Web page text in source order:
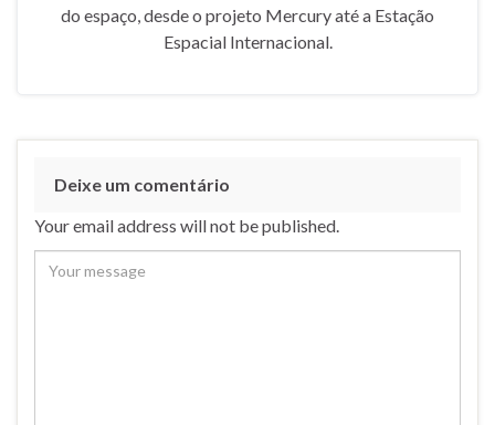
do espaço, desde o projeto Mercury até a Estação
Espacial Internacional.
Deixe um comentário
Your email address will not be published.